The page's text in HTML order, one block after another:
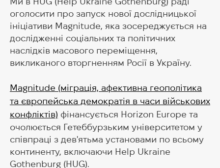
оголосити про запуск нової дослідницької
ініціативи Magnitude, яка зосереджується на
дослідженні соціальних та політичних
наслідків масового переміщення,
викликаного вторгненням Росії в Україну.
Magnitude (міграція, афективна геополітика
та європейська демократія в часи військових
конфліктів) фінансується Horizon Europe та
очолюється Гетеббурзьким університетом у
співпраці з дев'ятьма установами по всьому
континенту, включаючи Help Ukraine
Gothenburg (HUG).